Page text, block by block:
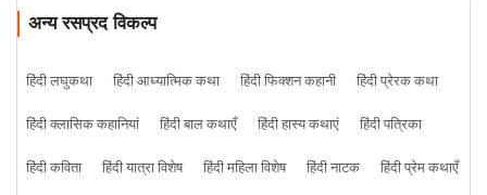
अन्य रसप्रद विकल्प
हिंदी लघुकथा हिंदी आध्यात्मिक कथा हिंदी फिक्शन कहानी
हिंदी प्रेरक कथा
हिंदी क्लासिक कहानियां
हिंदी बाल कथाएँ हिंदी हास्य कथाएं
हिंदी पत्रिका
हिंदी कविता
हिंदी यात्रा विशेष हिंदी महिला विशेष हिंदी नाटक
हिंदी प्रेम कथाएँ